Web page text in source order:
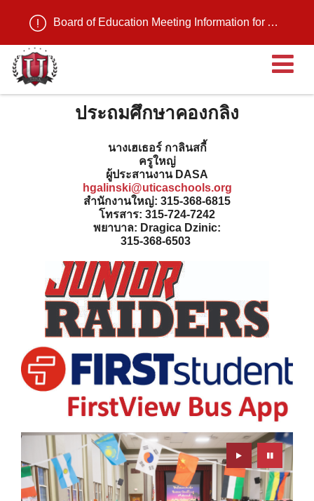
Board of Education Meeting Information for August 11, 2026
เ
ประถมศึกษาคองกลิง
นางเฮเธอร์ กาลินสกี้
ครูใหญ่
ผู้ประสานงาน DASA
hgalinski@uticaschools.org
สํานักงานใหญ่: 315-368-6815
โทรสาร: 315-724-7242
พยาบาล: Dragica Dzinic:
315-368-6503
Play Pause